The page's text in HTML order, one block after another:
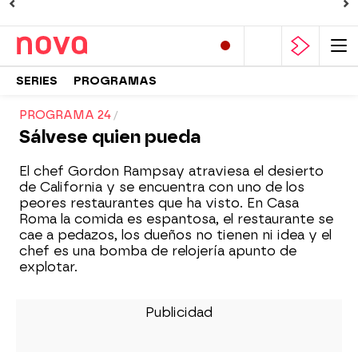
SERIES PROGRAMAS
PROGRAMA 24
Sálvese quien pueda
El chef Gordon Rampsay atraviesa el desierto
de California y se encuentra con uno de los
peores restaurantes que ha visto. En Casa
Roma la comida es espantosa, el restaurante se
cae a pedazos, los dueños no tienen ni idea y el
chef es una bomba de relojería apunto de
explotar.